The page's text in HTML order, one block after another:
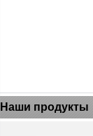
Наши продукты